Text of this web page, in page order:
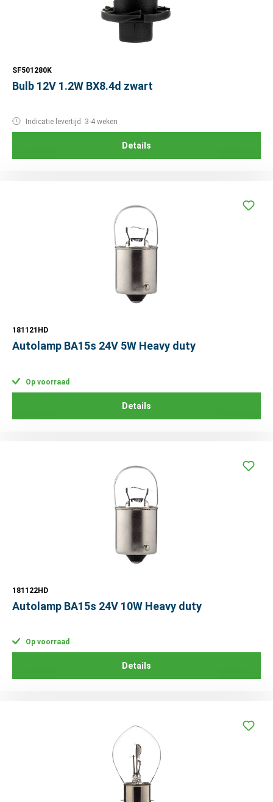
SF501280K
Bulb 12V 1.2W BX8.4d zwart
Indicatie levertijd: 3-4 weken
Details
181121HD
Autolamp BA15s 24V 5W Heavy duty
Op voorraad
Details
181122HD
Autolamp BA15s 24V 10W Heavy duty
Op voorraad
Details